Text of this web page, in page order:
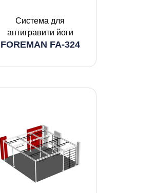
Система для
антигравити йоги
FOREMAN FA-324